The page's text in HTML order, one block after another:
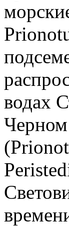
водах